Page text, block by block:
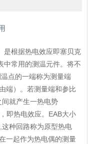
是根据热电效应即塞贝克
中常用的测温元件。将不
点的一端称为测量端
端）。若测量端和参比
就产生一热电势
即热电效应。EAB大小
种回路称为原型热电
一起作为热电偶的测量